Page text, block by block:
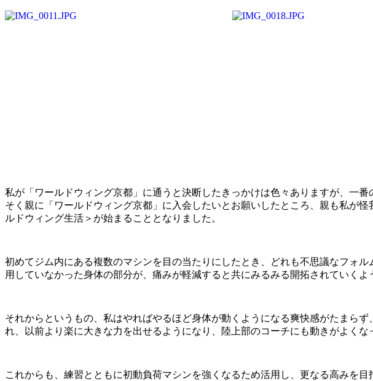
私が「ワールドウィング京都」に通うと決断したきっかけは色々ありますが、一
そく親に「ワールドウィング京都」に入会したいとお願いしたところ、親も私が
ルドウィング生活＞が始まることとなりました。
初めてジム内にある複数のマシンを目の当たりにしたとき、どれも不思議なフォ
用していなかった身体の部分が、痛みが軽減すると共にみるみる開拓されていく
それからというもの、私はやればやるほど身体が動くようになる爽快感がたまら
れ、以前より楽に大きな力を出せるようになり、陸上部のコーチにも動きがよくな
これからも、練習とともに初動負荷マシンを強くなるため活用し、更なる高みを